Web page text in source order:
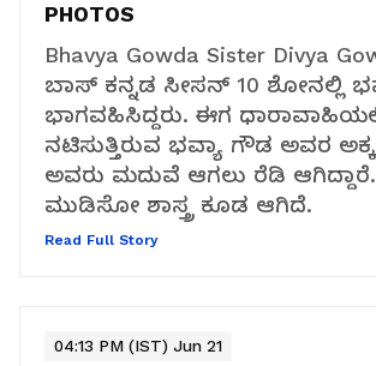
PHOTOS
Bhavya Gowda Sister Divya
ಬಾಸ್‌ ಕನ್ನಡ ಸೀಸನ್‌ 10 ಶೋನಲ್ಲಿ
ಭಾಗವಹಿಸಿದ್ದರು. ಈಗ
ನಟಿಸುತ್ತಿರುವ ಭವ್ಯಾ ಗೌಡ ಅವರ
ಅವರು ಮದುವೆ ಆಗಲು ರೆಡಿ
ಮುಡಿಸೋ ಶಾಸ್ತ್ರ ಕೂಡ ಆಗಿದೆ.
Read Full Story
04:13 PM (IST) Jun 21